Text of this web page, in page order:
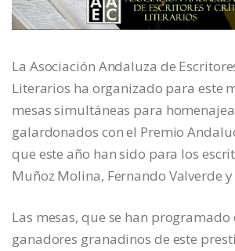
La Asociación Andaluza de
Literarios ha organizado para este
mesas simultáneas para
galardonados con el Premio
que este año han sido para los
Muñoz Molina, Fernando Valverde
Las mesas, que se han programado
ganadores granadinos de este